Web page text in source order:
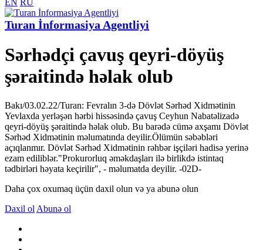
EN RU
Turan İnformasiya Agentliyi
Sərhədçi çavuş qeyri-döyüş
şəraitində həlak olub
Bakı/03.02.22/Turan: Fevralın 3-də Dövlət Sərhəd Xidmətinin
Yevlaxda yerləşən hərbi hissəsində çavuş Ceyhun Nabatəlizadə
qeyri-döyüş şəraitində həlak olub. Bu barədə cümə axşamı Dövlət
Sərhəd Xidmətinin məlumatında deyilir.Ölümün səbəbləri
açıqlanmır. Dövlət Sərhəd Xidmətinin rəhbər işçiləri hadisə yerinə
ezam ediliblər."Prokurorluq əməkdaşları ilə birlikdə istintaq
tədbirləri həyata keçirilir", - məlumatda deyilir. -02D-
Daha çox oxumaq üçün daxil olun və ya abunə olun
Daxil ol Abunə ol